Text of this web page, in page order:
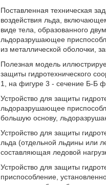
Поставленная техническая
воздействия льда,
виде тела, образованного
льдоразрушающее
из металлической оболочки,
Полезная модель
защиты гидротехнического
1, на фигуре 3 - сечение Б-Б
Устройство для защиты
льдоразрушающее
большую основу,
Устройство для защиты
льда (отдельной льдины или
составляющая ледовой
Устройство для защиты
приспособление,